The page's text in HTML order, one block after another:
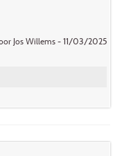
Jos Willems - 11/03/2025